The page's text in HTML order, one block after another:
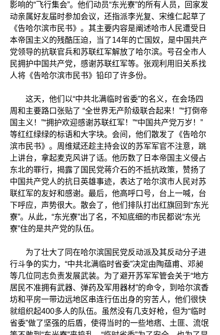
影响的“飞行集会”。他们动员“东光寮”的所有人员，回家发
动亲属好友届时参加会议，还指派李光复、宋维仁起草了
《告哈尔滨市民书》。其主要内容是阐述哈市人民遭受日
本帝国主义的残酷压迫，当了14年的亡国奴，是中国共产
党领导的抗联官兵和苏联红军解放了哈尔滨。号召全市人
民拥护中国共产党，感谢苏联红军等。张观利用旧关系找
人将《告哈尔滨市民书》铅印了许多份。
这天，他们以“中共北满临时省委”的名义，在会场四
周和主要路口张贴了 “全世界无产阶级联合起来！”“打倒帝
国主义！”“拥护欢迎感谢苏联红军！”“中国共产党万岁！”
等红红绿绿的标语和大字块。会间，他们散发了《告哈尔
滨市民书》。周维斌还趁主持会议的苏军军官不注意，跳
上讲台，拿起麦克风讲了话。他历数了日本帝国主义侵占
东北的罪行，揭露了国民党蒋介石的不抵抗政策，赞扬了
中国共产党人的抗日英雄事迹，表达了哈尔滨市人民对苏
联红军的友好和感谢。最后，他高呼口号，台上一喊，台
下呼应，声势很大。散会了，他们排队打出红旗回到“东光
寮”。从此，“东光寮”出了名，不知底细的市民都说“东光
寮”住的是共产党的队伍。
为了壮大了同在哈尔滨国民党反动派及其反动分子进
行斗争的实力，“中共北满临时省委”决定由陶蕴甫、邓昶
等几位同志负责发展武装。为了避开苏军军管会关于“地方
居民不准拥有武器、弹药及军用器材”的命令，到哈尔滨香
坊和平房一带边远地区串连行伍出身的穷苦人，他们很快
就组织起400多人的队伍。虽然没有几支好枪，但为“临时
省委”做了坚强的后盾，使得当时的一些地痞、土匪、流氓